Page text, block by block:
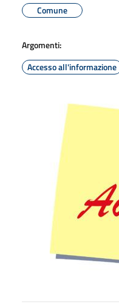
Comune
Argomenti:
Accesso all'informazione